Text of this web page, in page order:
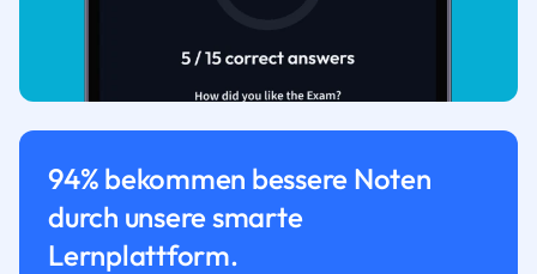
94% bekommen bessere Noten
durch unsere smarte
Lernplattform.